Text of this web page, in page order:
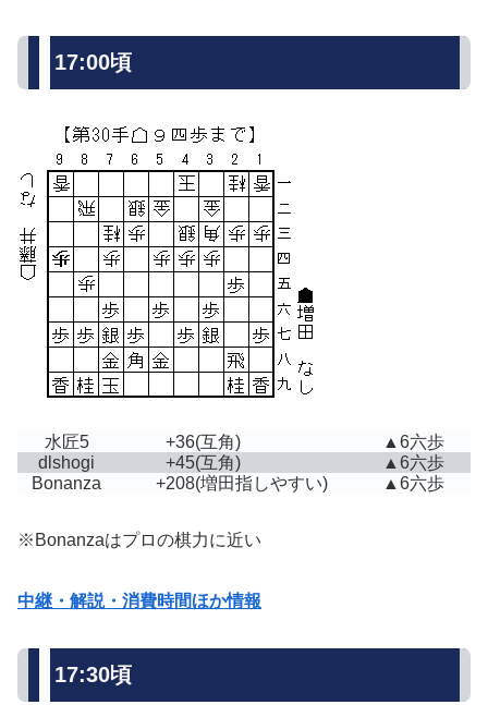
17:00頃
水匠5 +36(互角)
▲6六歩
dlshogi
+45(互角)
▲6六歩
Bonanza
+208(増田指しやすい) ▲6六歩
※Bonanzaはプロの棋力に近い
中継・解説・消費時間ほか情報
17:30頃